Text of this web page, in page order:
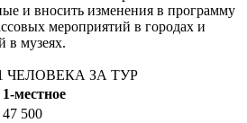
и вносить изменения в программу
мероприятий в городах и
в музеях.
ЧЕЛОВЕКА ЗА ТУР
1-местное
47 500